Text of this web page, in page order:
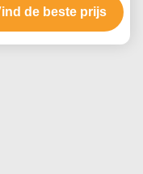
Minuten met Hoge
en
de beste prijs